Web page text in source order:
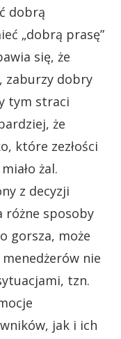
dobrą
„dobrą prasę”
się, że
zaburzy dobry
tym straci
że
które zezłości
żal.
z decyzji
różne sposoby
gorsza, może
nie
tzn.
jak i ich